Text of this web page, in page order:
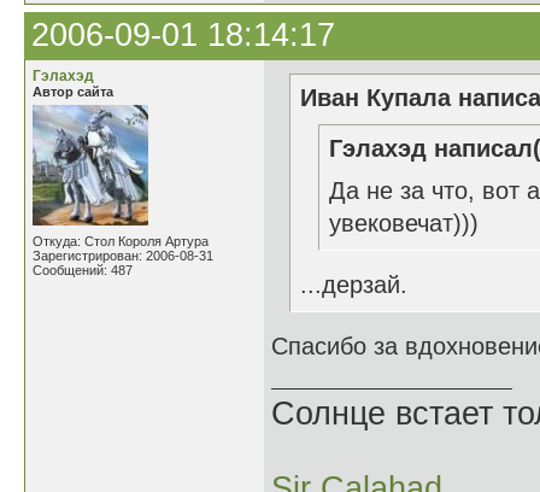
2006-09-01 18:14:17
Гэлахэд
Автор сайта
Откуда: Стол Короля Артура
Зарегистрирован: 2006-08-31
Сообщений: 487
Иван Купала
Гэлахэд
Да не за что, вот
увековечат)))
...дерзай.
Спасибо за
Солнце встает